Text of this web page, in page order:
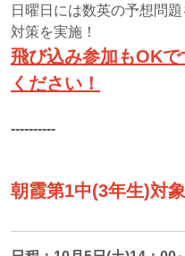
日曜日には数英の予想問
対策を実施！
飛び込み参加もOK
ください！
----------
朝霞第1中(3年生)対